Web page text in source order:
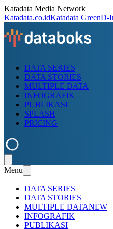
Katadata Media Network
Katadata.co.idKatadata GreenD-
DATA SERIES
DATA STORIES
MULTIPLE DATA
INFOGRAFIK
PUBLIKASI
SPLASH
PRICING
Menu
DATA SERIES
DATA STORIES
MULTIPLE DATANEW
INFOGRAFIK
PUBLIKASI